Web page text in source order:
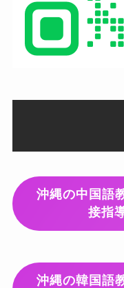
沖縄の中国語
接指
沖縄の韓国語